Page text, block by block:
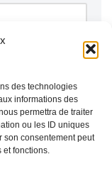
des technologies
informations des
permettra de traiter
ou les ID uniques
son consentement peut
et fonctions.